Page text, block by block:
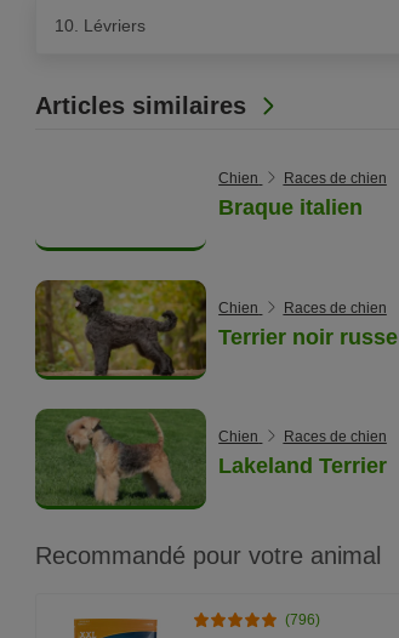
10. Lévriers
Articles similaires
Chien Races de chien
Braque italien
Chien Races de chien
Terrier noir russe
Chien Races de chien
Lakeland Terrier
Recommandé pour votre animal
(796)